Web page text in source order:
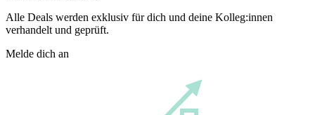
Alle Deals werden exklusiv für dich und deine Kolleg:innen
verhandelt und geprüft.
Melde dich an